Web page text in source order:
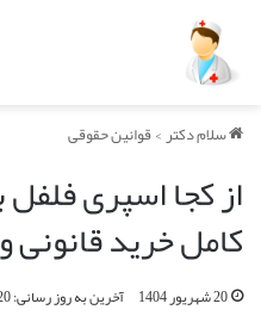
سلام دکتر>قوانین حقوقی
از کجا اسپری
کامل خرید قانونی
20 شهریور 1404
آخرین به روز رسانی: 20 شهریور 1404